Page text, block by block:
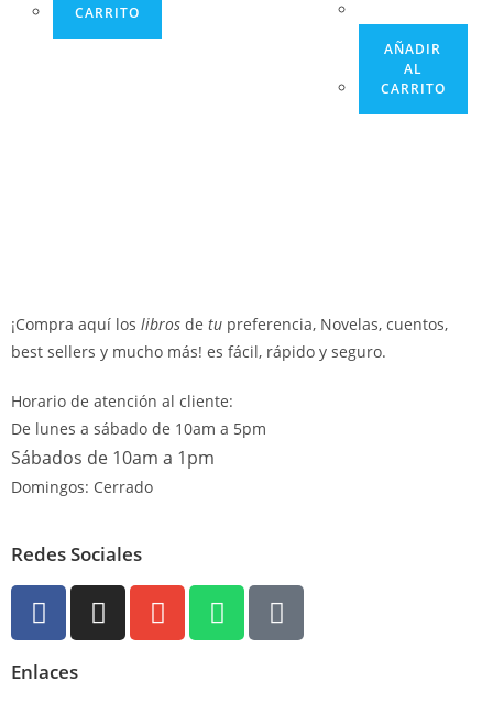
CARRITO
AÑADIR
AL
CARRITO
¡Compra aquí los libros de tu preferencia, Novelas, cuentos,
best sellers y mucho más! es fácil, rápido y seguro.
Horario de atención al cliente:
De lunes a sábado de 10am a 5pm
Sábados de 10am a 1pm
Domingos: Cerrado
Redes Sociales
Enlaces